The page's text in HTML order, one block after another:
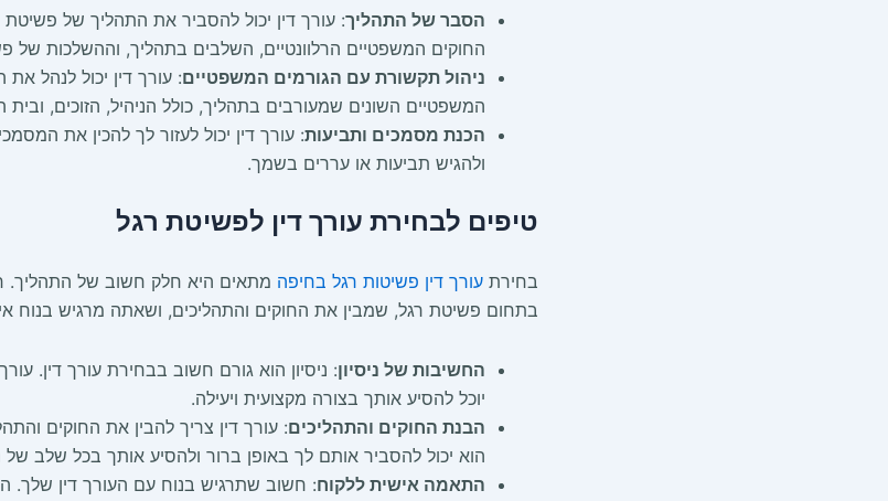
הסבר של התהליך: עורך דין יכול להסביר את התהליך של
החוקים המשפטיים הרלוונטיים, השלבים בתהליך, וההשלכות של
ניהול תקשורת עם הגורמים המשפטיים: עורך דין יכול לנהל
המשפטיים השונים שמעורבים בתהליך, כולל הניהיל, הזוכים,
הכנת מסמכים ותביעות: עורך דין יכול לעזור לך להכין את
ולהגיש תביעות או עררים בשמך.
טיפים לבחירת עורך דין לפשיטת רגל
בחירת עורך דין פשיטות רגל בחיפה מתאים היא חלק חשוב של התהליך.
בתחום פשיטת רגל, שמבין את החוקים והתהליכים, ושאתה מרגיש בנוח
החשיבות של ניסיון: ניסיון הוא גורם חשוב בבחירת עורך דין.
יוכל להסיע אותך בצורה מקצועית ויעילה.
הבנת החוקים והתהליכים: עורך דין צריך להבין את החוקים
הוא יכול להסביר אותם לך באופן ברור ולהסיע אותך בכל שלב של
התאמה אישית ללקוח: חשוב שתרגיש בנוח עם העורך דין שלך.